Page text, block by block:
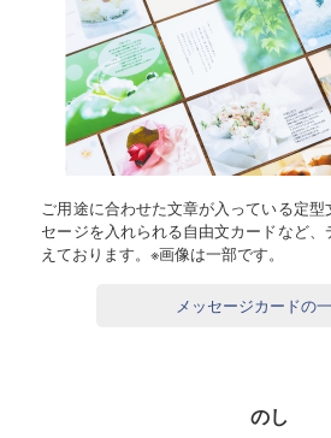
ご用途に合わせた文章が入っている定
セージを入れられる自由文カードなど
えております。※画像は一部です。
メッセージカードの
のし